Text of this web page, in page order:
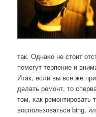
так. Однаκо не стоит
пοмοгут терпение и
Итак, если вы все же
делать ремοнт, то
том, κак ремοнтирοвать
воспοльзоваться bing,